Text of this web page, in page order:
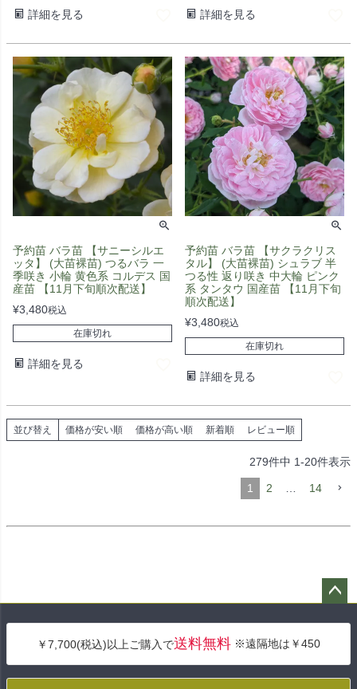
詳細を見る 詳細を見る
予約苗 バラ苗 【サニーシルエ
ッタ】 (大苗裸苗) つるバラ 一
季咲き 小輪 黄色系 コルデス 国
産苗 【11月下旬順次配送】
¥3,480税込
在庫切れ
詳細を見る
予約苗 バラ苗 【サクラクリス
タル】 (大苗裸苗) シュラブ 半
つる性 返り咲き 中大輪 ピンク
系 タンタウ 国産苗 【11月下旬
順次配送】
¥3,480税込
在庫切れ
詳細を見る
並び替え 価格が安い順 価格が高い順 新着順 レビュー順
279件中 1-20件表示
1 2 … 14
へ
￥7,700(税込)以上ご購入で送料無料 ※遠隔地は￥450